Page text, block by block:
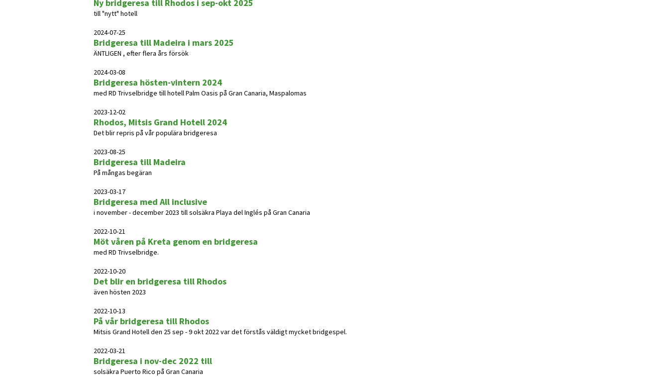
Ny bridgeresa till Rhodos i sep-okt 2025
till "nytt" hotell
2024-07-25
Bridgeresa till Madeira i mars 2025
ÄNTLIGEN , efter flera års försök
2024-03-08
Bridgeresa hösten-vintern 2024
med RD Trivselbridge till hotell Palm Oasis på Gran Canaria, Maspalomas
2023-12-02
Rhodos, Mitsis Grand Hotell 2024
Det blir repris på vår populära bridgeresa
2023-08-25
Bridgeresa till Madeira
På mångas begäran
2023-03-17
Bridgeresa med All inclusive
i november - december 2023 till solsäkra Playa del Inglés på Gran Canaria
2022-10-21
Möt våren på Kreta genom en bridgeresa
med RD Trivselbridge.
2022-10-20
Det blir en bridgeresa till Rhodos
även hösten 2023
2022-10-13
På vår bridgeresa till Rhodos
Mitsis Grand Hotell den 25 sep - 9 okt 2022 var det förstås väldigt mycket bridgespel.
2022-03-21
Bridgeresa i nov-dec 2022 till
solsäkra Puerto Rico på Gran Canaria